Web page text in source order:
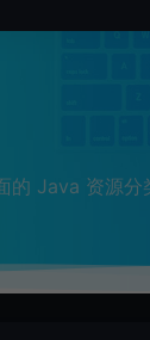
Java 资源